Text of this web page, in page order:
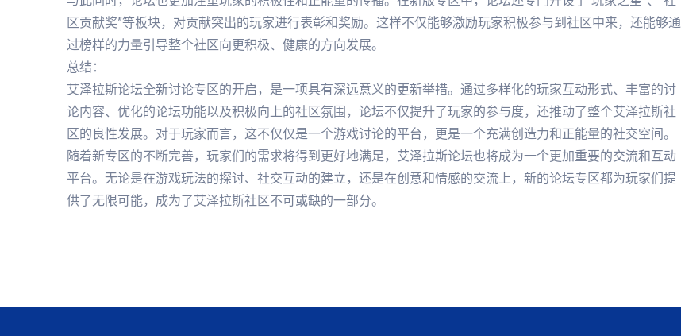
区贡献奖”等板块，对贡献突出的玩家进行表彰和奖励。这样不仅能够激励玩家积极参与到社区中来，还能够通
过榜样的力量引导整个社区向更积极、健康的方向发展。
总结：
艾泽拉斯论坛全新讨论专区的开启，是一项具有深远意义的更新举措。通过多样化的玩家互动形式、丰富的讨
论内容、优化的论坛功能以及积极向上的社区氛围，论坛不仅提升了玩家的参与度，还推动了整个艾泽拉斯社
区的良性发展。对于玩家而言，这不仅仅是一个游戏讨论的平台，更是一个充满创造力和正能量的社交空间。
随着新专区的不断完善，玩家们的需求将得到更好地满足，艾泽拉斯论坛也将成为一个更加重要的交流和互动
平台。无论是在游戏玩法的探讨、社交互动的建立，还是在创意和情感的交流上，新的论坛专区都为玩家们提
供了无限可能，成为了艾泽拉斯社区不可或缺的一部分。